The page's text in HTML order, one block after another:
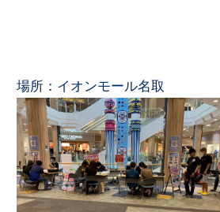
場所：イオンモール名取